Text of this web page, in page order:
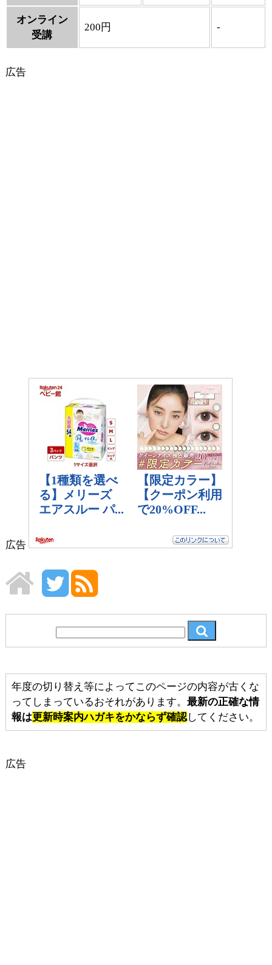
オンライン
受講
200円 -
広告
広告
年度の切り替え等によってこのページの内容が古くな
ってしまっているおそれがあります。 最新の正確な情
報は更新時案内ハガキをかならず確認してください。
広告